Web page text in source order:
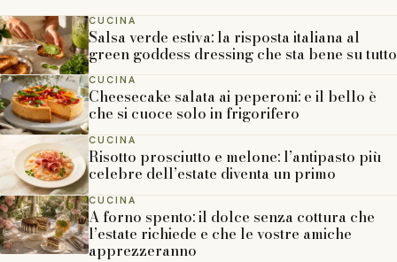
CUCINA
Salsa verde estiva: la risposta italiana al
green goddess dressing che sta bene su tutto
CUCINA
Cheesecake salata ai peperoni: e il bello è
che si cuoce solo in frigorifero
CUCINA
Risotto prosciutto e melone: l’antipasto più
celebre dell’estate diventa un primo
CUCINA
A forno spento: il dolce senza cottura che
l’estate richiede e che le vostre amiche
apprezzeranno